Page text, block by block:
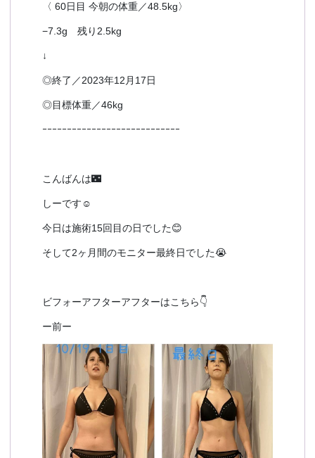
〈 60日目 今朝の体重／48.5kg〉
−7.3g 残り2.5kg
↓
◎終了／2023年12月17日
◎目標体重／46kg
ｰｰｰｰｰｰｰｰｰｰｰｰｰｰｰｰｰｰｰｰｰｰｰｰｰｰｰｰ
こんばんは🌃
しーです☺
今日は施術15回目の日でした😊
そして2ヶ月間のモニター最終日でした😭
ビフォーアフターアフターはこちら👇
ー前ー